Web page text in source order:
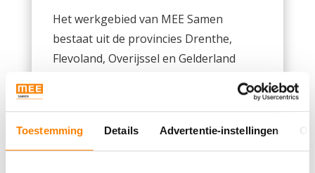
Toestemming Details Advertentie-instellingen
Het werkgebied van MEE Samen
bestaat uit de provincies Drenthe,
Flevoland, Overijssel en Gelderland